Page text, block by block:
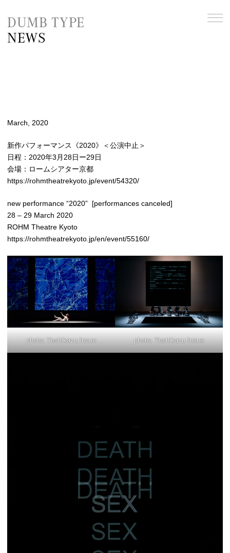
DUMB TYPE
NEWS
March, 2020
新作パフォーマンス《2020》＜公演中止＞
日程：2020年3月28日ー29日
会場：ロームシアター京都
https://rohmtheatrekyoto.jp/event/54320/
new performance “2020” [performances canceled]
28 – 29 March 2020
ROHM Theatre Kyoto
https://rohmtheatrekyoto.jp/en/event/55160/
photo: Yoshikazu Inoue photo: Yoshikazu Inoue